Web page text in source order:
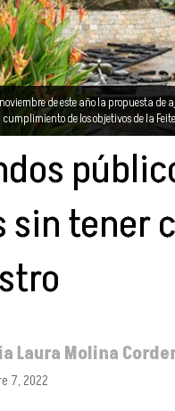
de este año la propuesta
de los objetivos de la
sin tener
Laura Molina
7, 2022